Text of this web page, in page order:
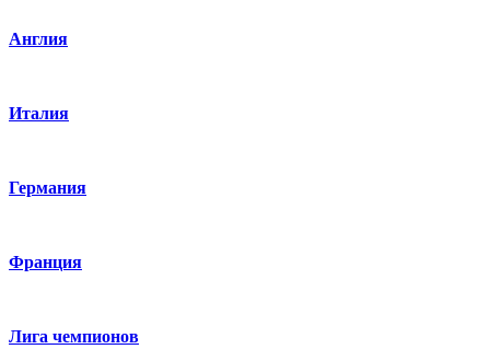
Англия
Италия
Германия
Франция
Лига чемпионов